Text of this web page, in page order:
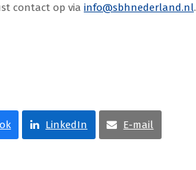
contact op via info@sbhnederland.nl.
LinkedIn E-mail